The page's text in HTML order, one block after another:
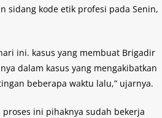
sidang kode etik profesi pada Senin,
ini. kasus yang membuat Brigadir
dalam kasus yang mengakibatkan
beberapa waktu lalu,” ujarnya.
ini pihaknya sudah bekerja